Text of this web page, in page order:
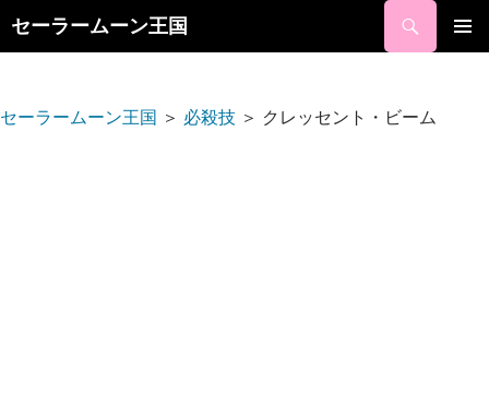
セーラームーン王国
索
ン
セーラームーン王国 ＞ 必殺技 ＞ クレッセント・ビーム